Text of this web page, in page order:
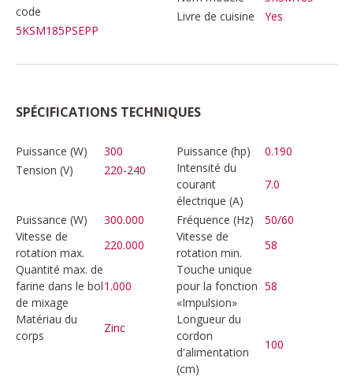
code
5KSM185PSEPP
Livre de cuisine
Yes
SPÉCIFICATIONS TECHNIQUES
Puissance (W) 300 Puissance (hp)
0.190
Tension (V)
220-240
Intensité du
courant
électrique (A)
7.0
Puissance (W) 300.000 Fréquence (Hz)
50/60
Vitesse de
rotation max.
220.000
Vitesse de
rotation min.
58
Quantité max. de
farine dans le bol
de mixage
1.000
Touche unique
pour la fonction
«Impulsion»
58
Matériau du
corps
Zinc
Longueur du
cordon
d'alimentation
(cm)
100